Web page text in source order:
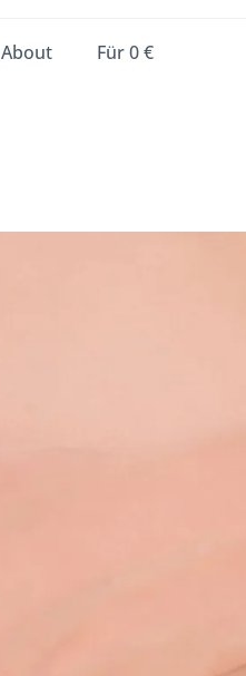
About Für 0 €